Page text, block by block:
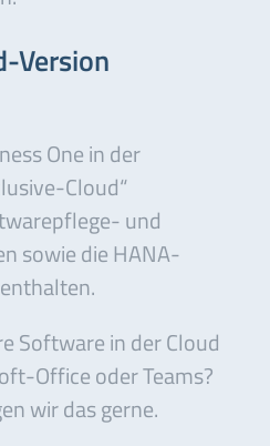
Version
One in der
Cloud“
und
sowie die HANA-
Software in der Cloud
Office oder Teams?
wir das gerne.